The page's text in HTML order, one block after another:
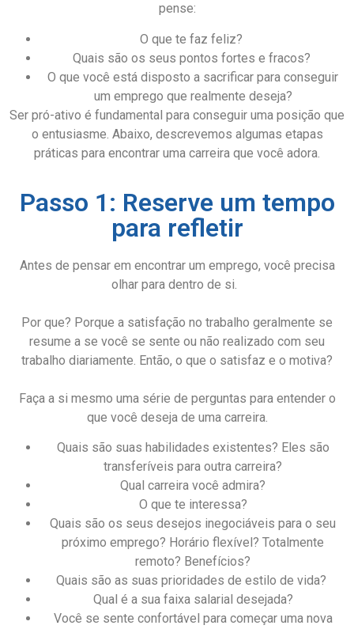
pense:
O que te faz feliz?
Quais são os seus pontos fortes e fracos?
O que você está disposto a sacrificar para conseguir
um emprego que realmente deseja?
Ser pró-ativo é fundamental para conseguir uma posição que
o entusiasme. Abaixo, descrevemos algumas etapas
práticas para encontrar uma carreira que você adora.
Passo 1: Reserve um tempo
para refletir
Antes de pensar em encontrar um emprego, você precisa
olhar para dentro de si.
Por que? Porque a satisfação no trabalho geralmente se
resume a se você se sente ou não realizado com seu
trabalho diariamente. Então, o que o satisfaz e o motiva?
Faça a si mesmo uma série de perguntas para entender o
que você deseja de uma carreira.
Quais são suas habilidades existentes? Eles são
transferíveis para outra carreira?
Qual carreira você admira?
O que te interessa?
Quais são os seus desejos inegociáveis ​​para o seu
próximo emprego? Horário flexível? Totalmente
remoto? Benefícios?
Quais são as suas prioridades de estilo de vida?
Qual é a sua faixa salarial desejada?
Você se sente confortável para começar uma nova